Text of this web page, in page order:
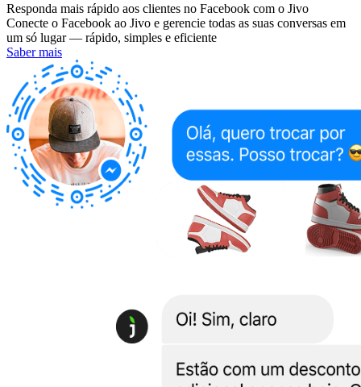
Responda mais rápido aos clientes no Facebook com o Jivo
Conecte o Facebook ao Jivo e gerencie todas as suas conversas em
um só lugar — rápido, simples e eficiente
Saber mais